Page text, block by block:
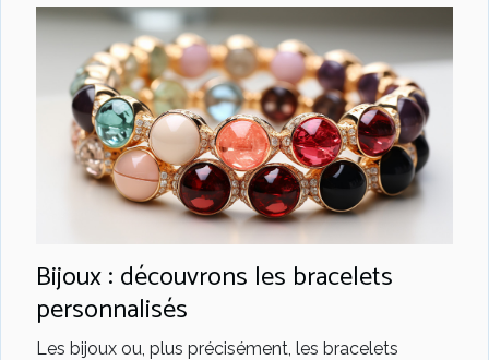
Bijoux : découvrons les bracelets
personnalisés
Les bijoux ou, plus précisément, les bracelets